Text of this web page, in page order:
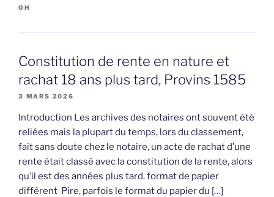
OH
Constitution de rente en nature et
rachat 18 ans plus tard, Provins 1585
3 MARS 2026
Introduction Les archives des notaires ont souvent été
reliées mais la plupart du temps, lors du classement,
fait sans doute chez le notaire, un acte de rachat d’une
rente était classé avec la constitution de la rente, alors
qu’il est des années plus tard. format de papier
différent Pire, parfois le format du papier du […]